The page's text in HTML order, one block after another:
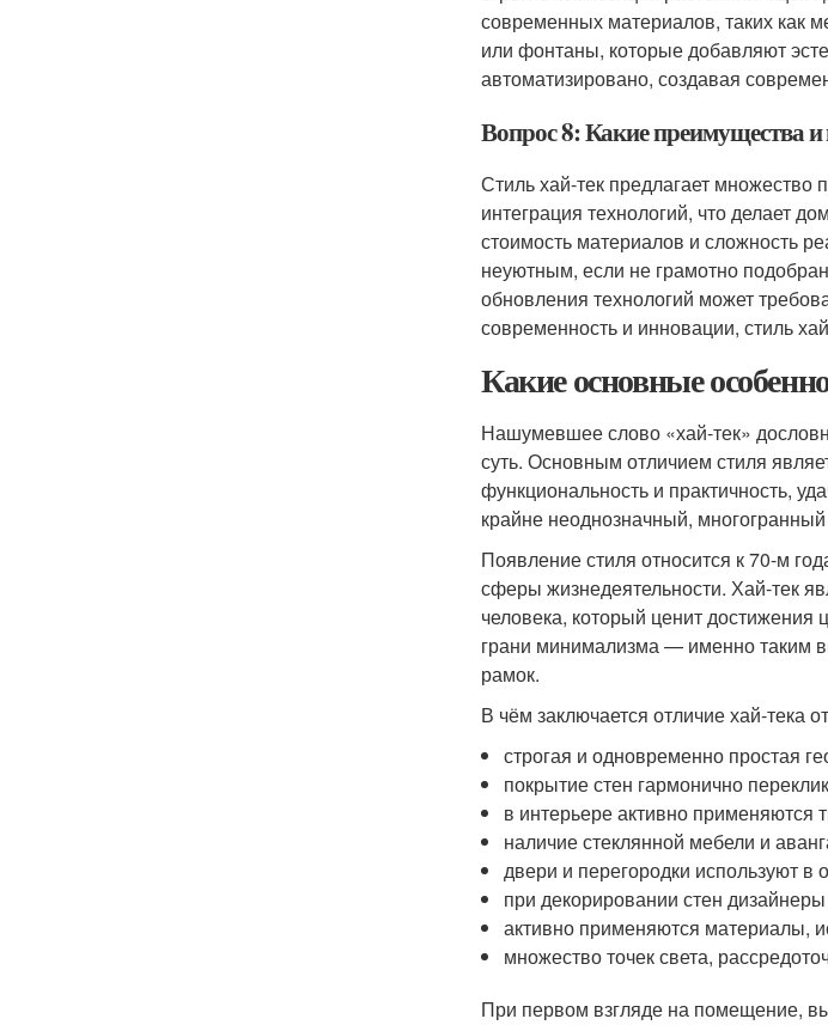
современных материалов, таких как
или фонтаны, которые добавляют
автоматизировано, создавая
Вопрос 8: Какие преимущества и
Стиль хай-тек предлагает
интеграция технологий, что делает
стоимость материалов и сложность
неуютным, если не грамотно
обновления технологий может
современность и инновации, стиль
Какие основные
Нашумевшее слово «хай-тек»
суть. Основным отличием стиля
функциональность и практичность,
крайне неоднозначный,
Появление стиля относится к 70-м
сферы жизнедеятельности. Хай-тек
человека, который ценит достижения
грани минимализма — именно таким
рамок.
В чём заключается отличие хай-тека
строгая и одновременно простая
покрытие стен гармонично
в интерьере активно применяются
наличие стеклянной мебели и
двери и перегородки используют
при декорировании стен
активно применяются
множество точек света,
При первом взгляде на помещение,